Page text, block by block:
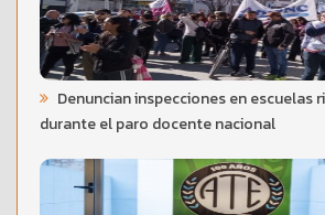
Denuncian inspecciones en escuelas
durante el paro docente nacional